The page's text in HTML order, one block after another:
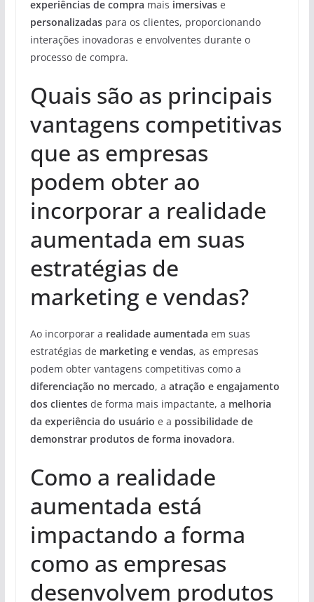
experiências de compra mais imersivase
personalizadaspara os clientes, proporcionando
interações inovadoras e envolventes durante o
processo de compra.
Quais são as principais
vantagens competitivas
que as empresas
podem obter ao
incorporar a realidade
aumentada em suas
estratégias de
marketing e vendas?
Ao incorporar a realidade aumentada em suas
estratégias de marketing e vendas, as empresas
podem obter vantagens competitivas como a
diferenciação no mercado, a atração e engajamento
dos clientesde forma mais impactante, a melhoria
da experiência do usuário e a possibilidade de
demonstrar produtos de forma inovadora.
Como a realidade
aumentada está
impactando a forma
como as empresas
desenvolvem produtos